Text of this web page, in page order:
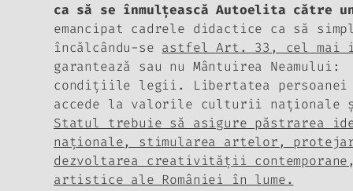
ca să se înmulţească Autoelita către
emancipat cadrele didactice ca să
încălcându-se astfel Art. 33, cel mai
garantează sau nu Mântuirea
condiţiile legii. Libertatea
accede la valorile culturii naţionale
Statul trebuie să asigure
naţionale, stimularea artelor,
dezvoltarea creativităţii
artistice ale României în lume.